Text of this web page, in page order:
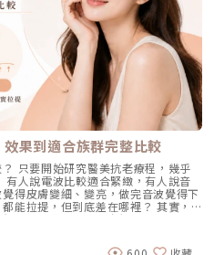
力型成人痘：針對因為熬夜、壓力
兩頰爆發的成人痘，精準破壞皮脂腺
去許多雷射（如脈衝光、某些淨膚雷
色素沉澱（反黑）。AviClear 的
「黑色素」，因此適用於 Fitzpatrick
膚），安全性極高。AviClear 戰痘雷
，大家心中難免還有一些疑問。我們
打 AviClear 戰痘雷射會痛嗎？需要敷
至不需要敷麻藥！怕痛的人有福了！
寶石冷卻技術」，探頭在雷射擊發的
治療過程中，主要會感覺到探頭冰冰
皮筋輕彈的感覺。相較於傳統雷射或
升，輕鬆就能完成療程。Q2：我現
嗎？A：建議先與主治醫師討論。一
且脆弱。多數醫師會建議在停用口服
微恢復，再來進行雷射治療會比較
）長痘痘，可以只打局部嗎？A：通
是分佈在全臉的，雖然目前只有下巴
於過度活躍的狀態。全臉均勻施打可
一。隨著醫美科技的不斷進步，針對
方！1. 溫和深層清潔：海菲秀
的保養。利用專利的負壓水渦流技
白頭粉刺與多餘皮脂，同時導入高濃
油粉刺型毛孔、怕痛不敢打雷射、想作
特色：做完當下皮膚立刻感受到「會呼
喝飽水，視覺上會立刻變得細緻，且
配特殊透鏡）原理：皮秒雷射
毛孔療程。核心在於加上了「蜂巢透
表皮的情況下，將雷射光束匯聚，在真
就像是在皮膚深層進行微小的破壞，
原蛋白與彈力纖維新生，進而把毛孔
中度的老化型毛孔、輕微淺層痘疤、
與特色：熱傷害小，術後通常只會紅
前 CP 值極高的定期保養型雷射。3.
屬於嚴重的「疤痕/凹洞型毛孔」，皮
型雷射上場。例如 UP雷射
深地打入真皮層甚至皮下組織，切斷
膚重建。適合誰：嚴重的冰鑿型痘
：效果非常強大且顯著，但相對的
包括：一、紫外線長期累積的影響日
雀斑或不均勻暗沉。二、基因與體質
斑點更容易在年輕時就出現。三、荷爾
不穩等，都可能使色素活躍，例如熟
）痘痘、皮膚受傷、過度刺激後，都
造成斑點呈現不同的「深度」「密度」
把黑色素擊散這麼簡單。只要能量不
激皮膚，造成修復期延長、色素反應，
本身複雜，傳統除斑療程才會讓人覺
治療的成功率，關鍵就在於是否能更精
時降低熱傷害。什麼是 Reepot AI時
AI時光雷射是一款以 532 nm 綠光為
素雷射，已通過美國 FDA、韓國
的，是讓除斑治療更精準、更安全，
透過AI智慧影像掃描技術，系統能先
具科學依據。在治療作用上，
量擊發的同時以低溫保護皮膚，降低
動分散黑色素為主，而非單純依賴高
來說，它讓除斑從過去較不穩定的模
果到適合族群完整比較
只要開始研究醫美抗老療程，幾乎
人說電波比較適合緊緻，有人說音
得皮膚變細、變亮，做完音波覺得下
能拉提，但到底差在哪裡？ 其實，
比較厲害」，而是它們使用的能量不
問題也不同。 簡單來說： 電波偏向
音波偏向改善輪廓的垂、嘴邊肉、